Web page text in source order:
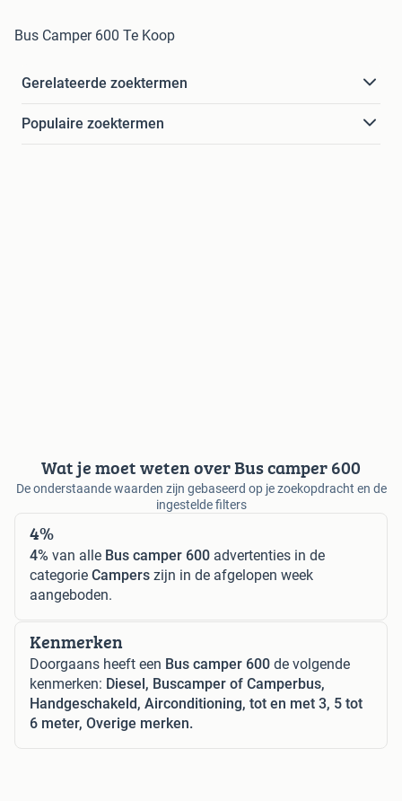
Bus Camper 600 Te Koop
Gerelateerde zoektermen
Populaire zoektermen
Wat je moet weten over Bus camper 600
De onderstaande waarden zijn gebaseerd op je zoekopdracht en de
ingestelde filters
4%
4% van alle Bus camper 600 advertenties in de
categorie Campers zijn in de afgelopen week
aangeboden.
Kenmerken
Doorgaans heeft een Bus camper 600 de volgende
kenmerken: Diesel, Buscamper of Camperbus,
Handgeschakeld, Airconditioning, tot en met 3, 5 tot
6 meter, Overige merken.